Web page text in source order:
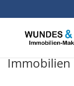
Immobilien